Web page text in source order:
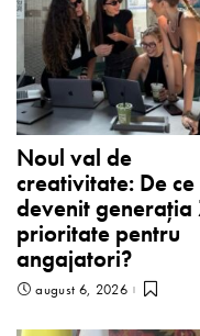
Noul val de
creativitate: De ce
devenit generația
prioritate pentru
angajatori?
august 6, 2026